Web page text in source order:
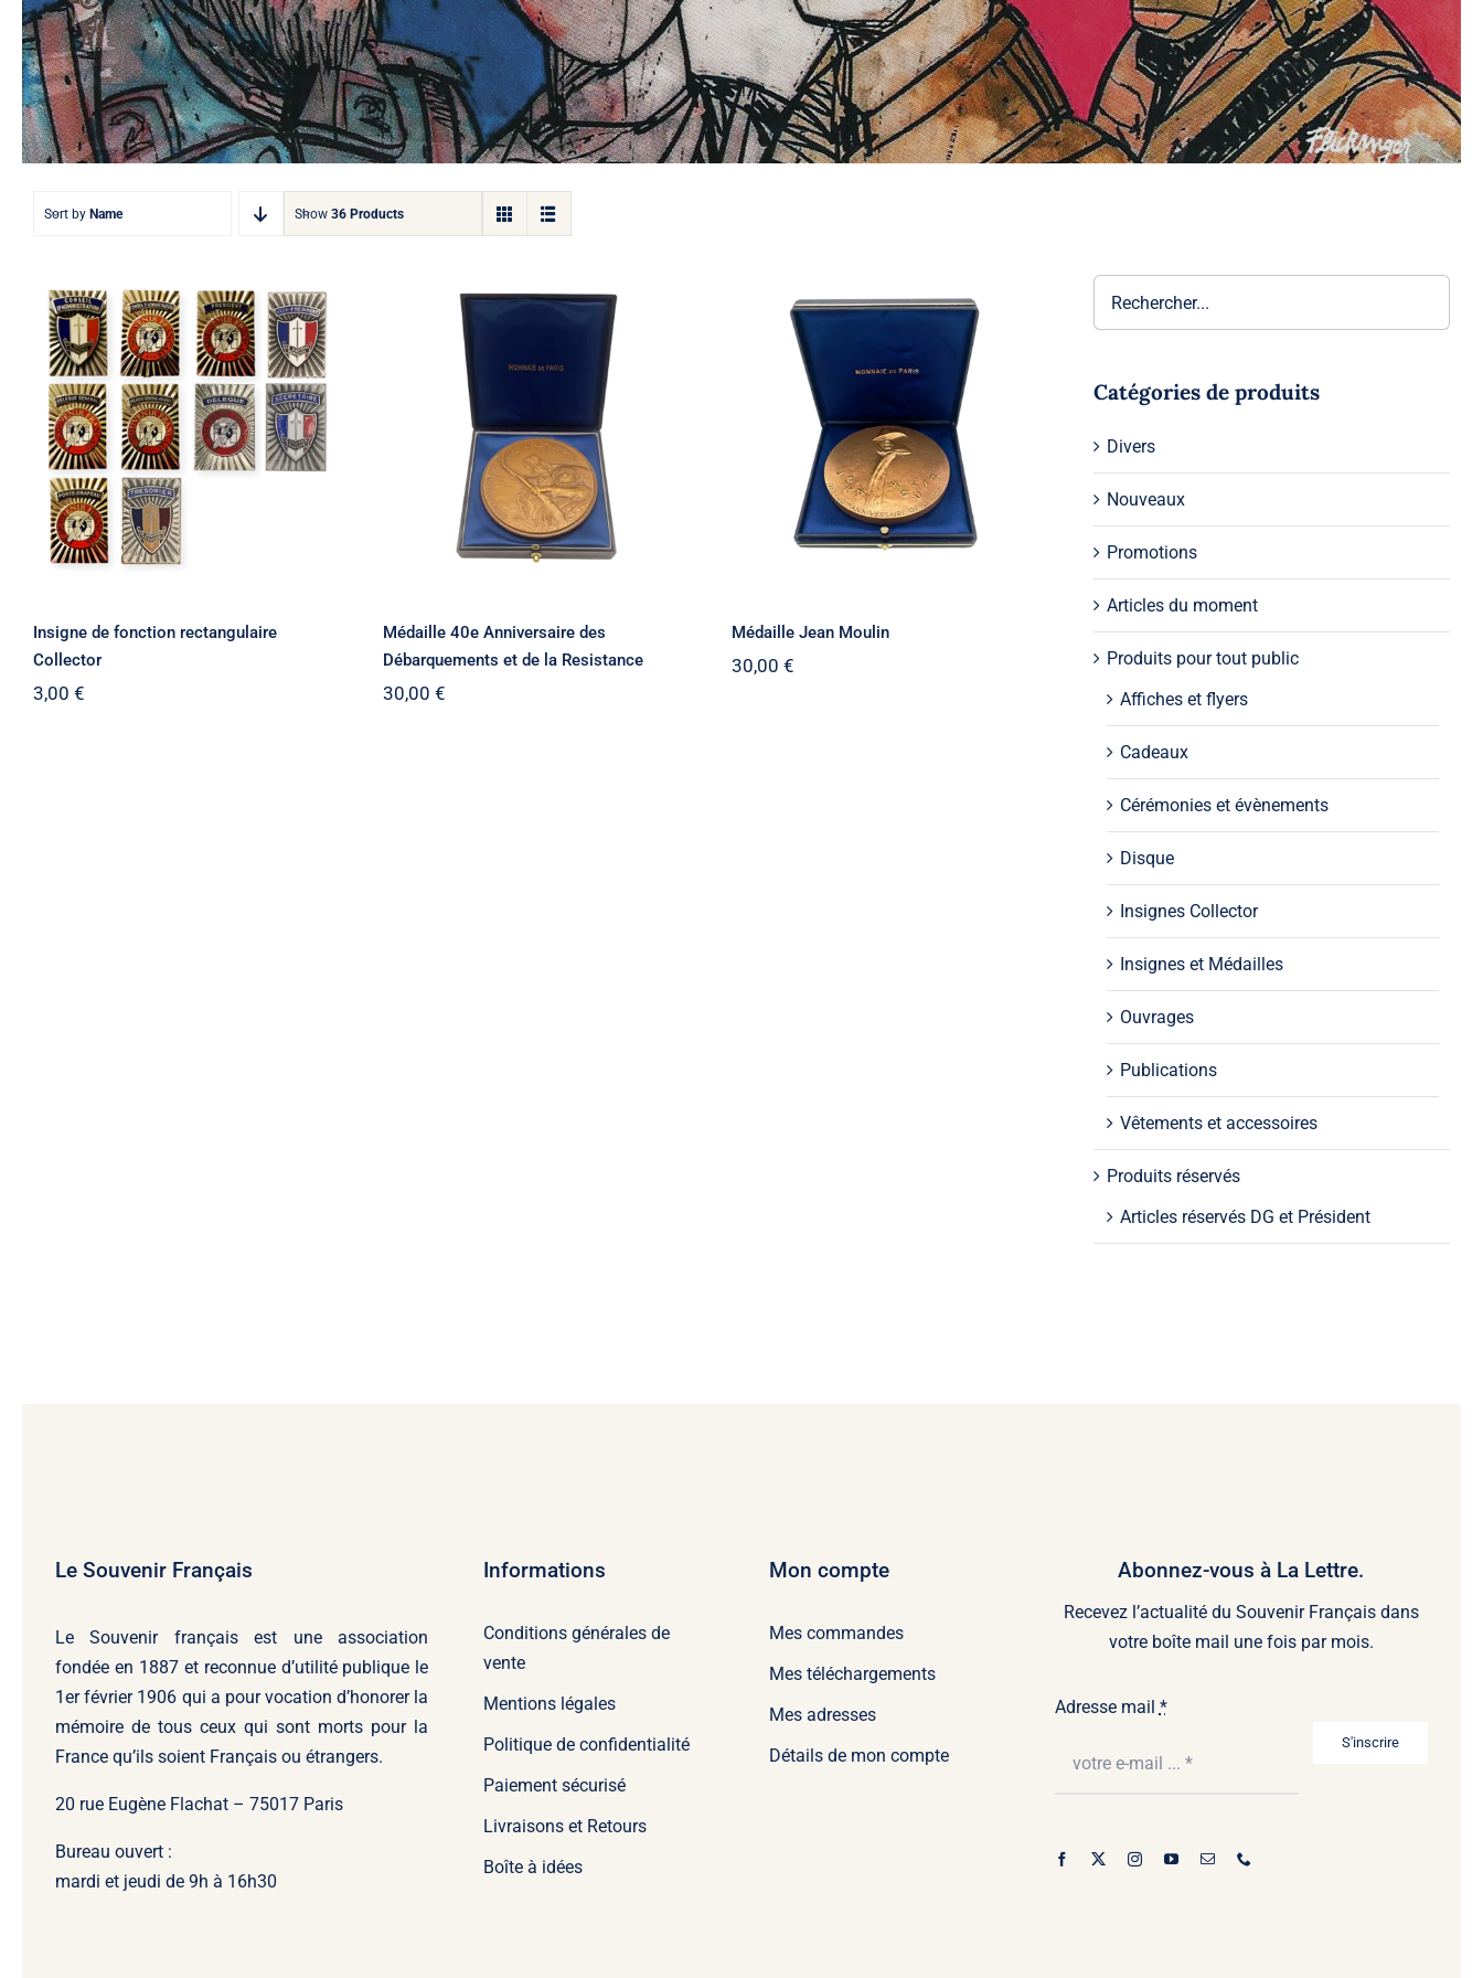
Sort by Name Show 36 Products
Insigne de fonction
rectangulaire Collector
Insigne de fonction rectangulaire
Collector
3,00 €
Médaille 40e Anniversaire
des Débarquements et de
la Resistance
Médaille 40e Anniversaire des
Débarquements et de la Resistance
30,00 €
Médaille Jean Moulin
Médaille Jean Moulin
30,00€
Catégories de produits
Divers
Nouveaux
Promotions
Articles du moment
Produits pour tout public
Affiches et flyers
Cadeaux
Cérémonies et évènements
Disque
Insignes Collector
Insignes et Médailles
Ouvrages
Publications
Vêtements et accessoires
Produits réservés
Articles réservés DG et Président
Le Souvenir Français
Le Souvenir françaisest une association
fondée en 1887 et reconnue d’utilité publique le
1er février 1906 qui a pour vocation d’honorer la
mémoire de tous ceux qui sont morts pour la
France qu’ils soient Français ou étrangers.
20 rue Eugène Flachat – 75017 Paris
Bureau ouvert :
mardi et jeudi de 9h à 16h30
Informations
Conditions générales de
vente
Mentions légales
Politique de confidentialité
Paiement sécurisé
Livraisons et Retours
Boîte à idées
Mon compte
Mes commandes
Mes téléchargements
Mes adresses
Détails de mon compte
Abonnez-vous à La Lettre.
Recevez l’actualité du Souvenir Français dans
votre boîte mail une fois par mois.
Adresse mail *
S'inscrire